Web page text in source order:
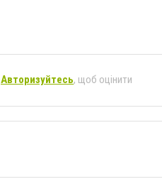
Авторизуйтесь, щоб оцінити